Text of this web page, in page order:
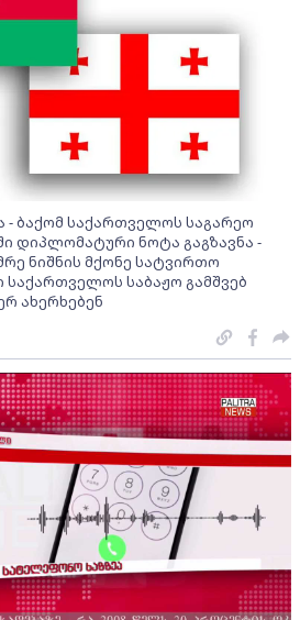
- ბაქომ საქართველოს საგარეო
დიპლომატური ნოტა გაგზავნა -
ნიშნის მქონე სატვირთო
საქართველოს საბაჟო გამშვებ
ახერხებენ